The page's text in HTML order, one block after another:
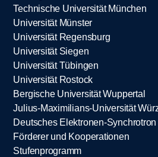
Technische Universität München
Universität Münster
Universität Regensburg
Universität Siegen
Universität Tübingen
Universität Rostock
Bergische Universität Wuppertal
Julius-Maximilians-Universität
Deutsches Elektronen-
Förderer und Kooperationen
Stufenprogramm